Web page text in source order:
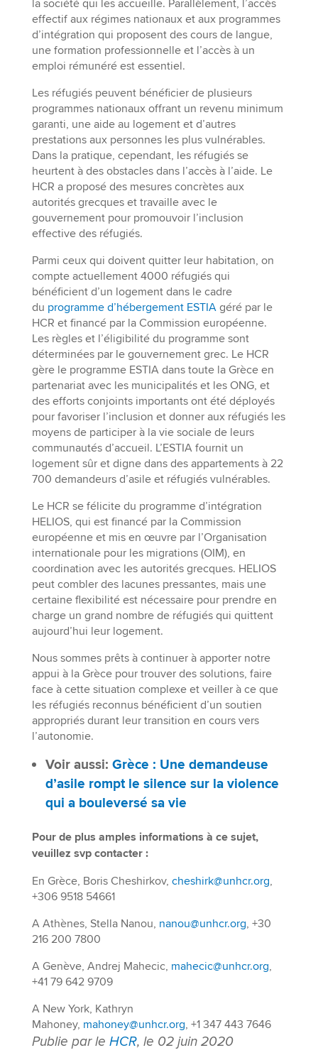
la société qui les accueille. Parallèlement, l’accès
effectif aux régimes nationaux et aux programmes
d’intégration qui proposent des cours de langue,
une formation professionnelle et l’accès à un
emploi rémunéré est essentiel.
Les réfugiés peuvent bénéficier de plusieurs
programmes nationaux offrant un revenu minimum
garanti, une aide au logement et d’autres
prestations aux personnes les plus vulnérables.
Dans la pratique, cependant, les réfugiés se
heurtent à des obstacles dans l’accès à l’aide. Le
HCR a proposé des mesures concrètes aux
autorités grecques et travaille avec le
gouvernement pour promouvoir l’inclusion
effective des réfugiés.
Parmi ceux qui doivent quitter leur habitation, on
compte actuellement 4000 réfugiés qui
bénéficient d’un logement dans le cadre
du programme d’hébergement ESTIAgéré par le
HCR et financé par la Commission européenne.
Les règles et l’éligibilité du programme sont
déterminées par le gouvernement grec. Le HCR
gère le programme ESTIA dans toute la Grèce en
partenariat avec les municipalités et les ONG, et
des efforts conjoints importants ont été déployés
pour favoriser l’inclusion et donner aux réfugiés les
moyens de participer à la vie sociale de leurs
communautés d’accueil. L’ESTIA fournit un
logement sûr et digne dans des appartements à 22
700 demandeurs d’asile et réfugiés vulnérables.
Le HCR se félicite du programme d’intégration
HELIOS, qui est financé par la Commission
européenne et mis en œuvre par l’Organisation
internationale pour les migrations (OIM), en
coordination avec les autorités grecques. HELIOS
peut combler des lacunes pressantes, mais une
certaine flexibilité est nécessaire pour prendre en
charge un grand nombre de réfugiés qui quittent
aujourd’hui leur logement.
Nous sommes prêts à continuer à apporter notre
appui à la Grèce pour trouver des solutions, faire
face à cette situation complexe et veiller à ce que
les réfugiés reconnus bénéficient d’un soutien
appropriés durant leur transition en cours vers
l’autonomie.
Voir aussi: Grèce : Une demandeuse
d’asile rompt le silence sur la violence
qui a bouleversé sa vie
Pour de plus amples informations à ce sujet,
veuillez svp contacter :
En Grèce, Boris Cheshirkov, cheshirk@unhcr.org,
+306 9518 54661
A Athènes, Stella Nanou, nanou@unhcr.org, +30
216 200 7800
A Genève, Andrej Mahecic, mahecic@unhcr.org,
+41 79 642 9709
A New York, Kathryn
Mahoney, mahoney@unhcr.org, +1 347 443 7646
Publie par le HCR, le 02 juin 2020